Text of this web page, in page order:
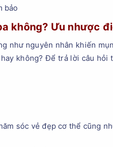
bảo
không? Ưu nhược
như nguyên nhân khiến
không? Để trả lời câu
sóc vẻ đẹp cơ thể cũng